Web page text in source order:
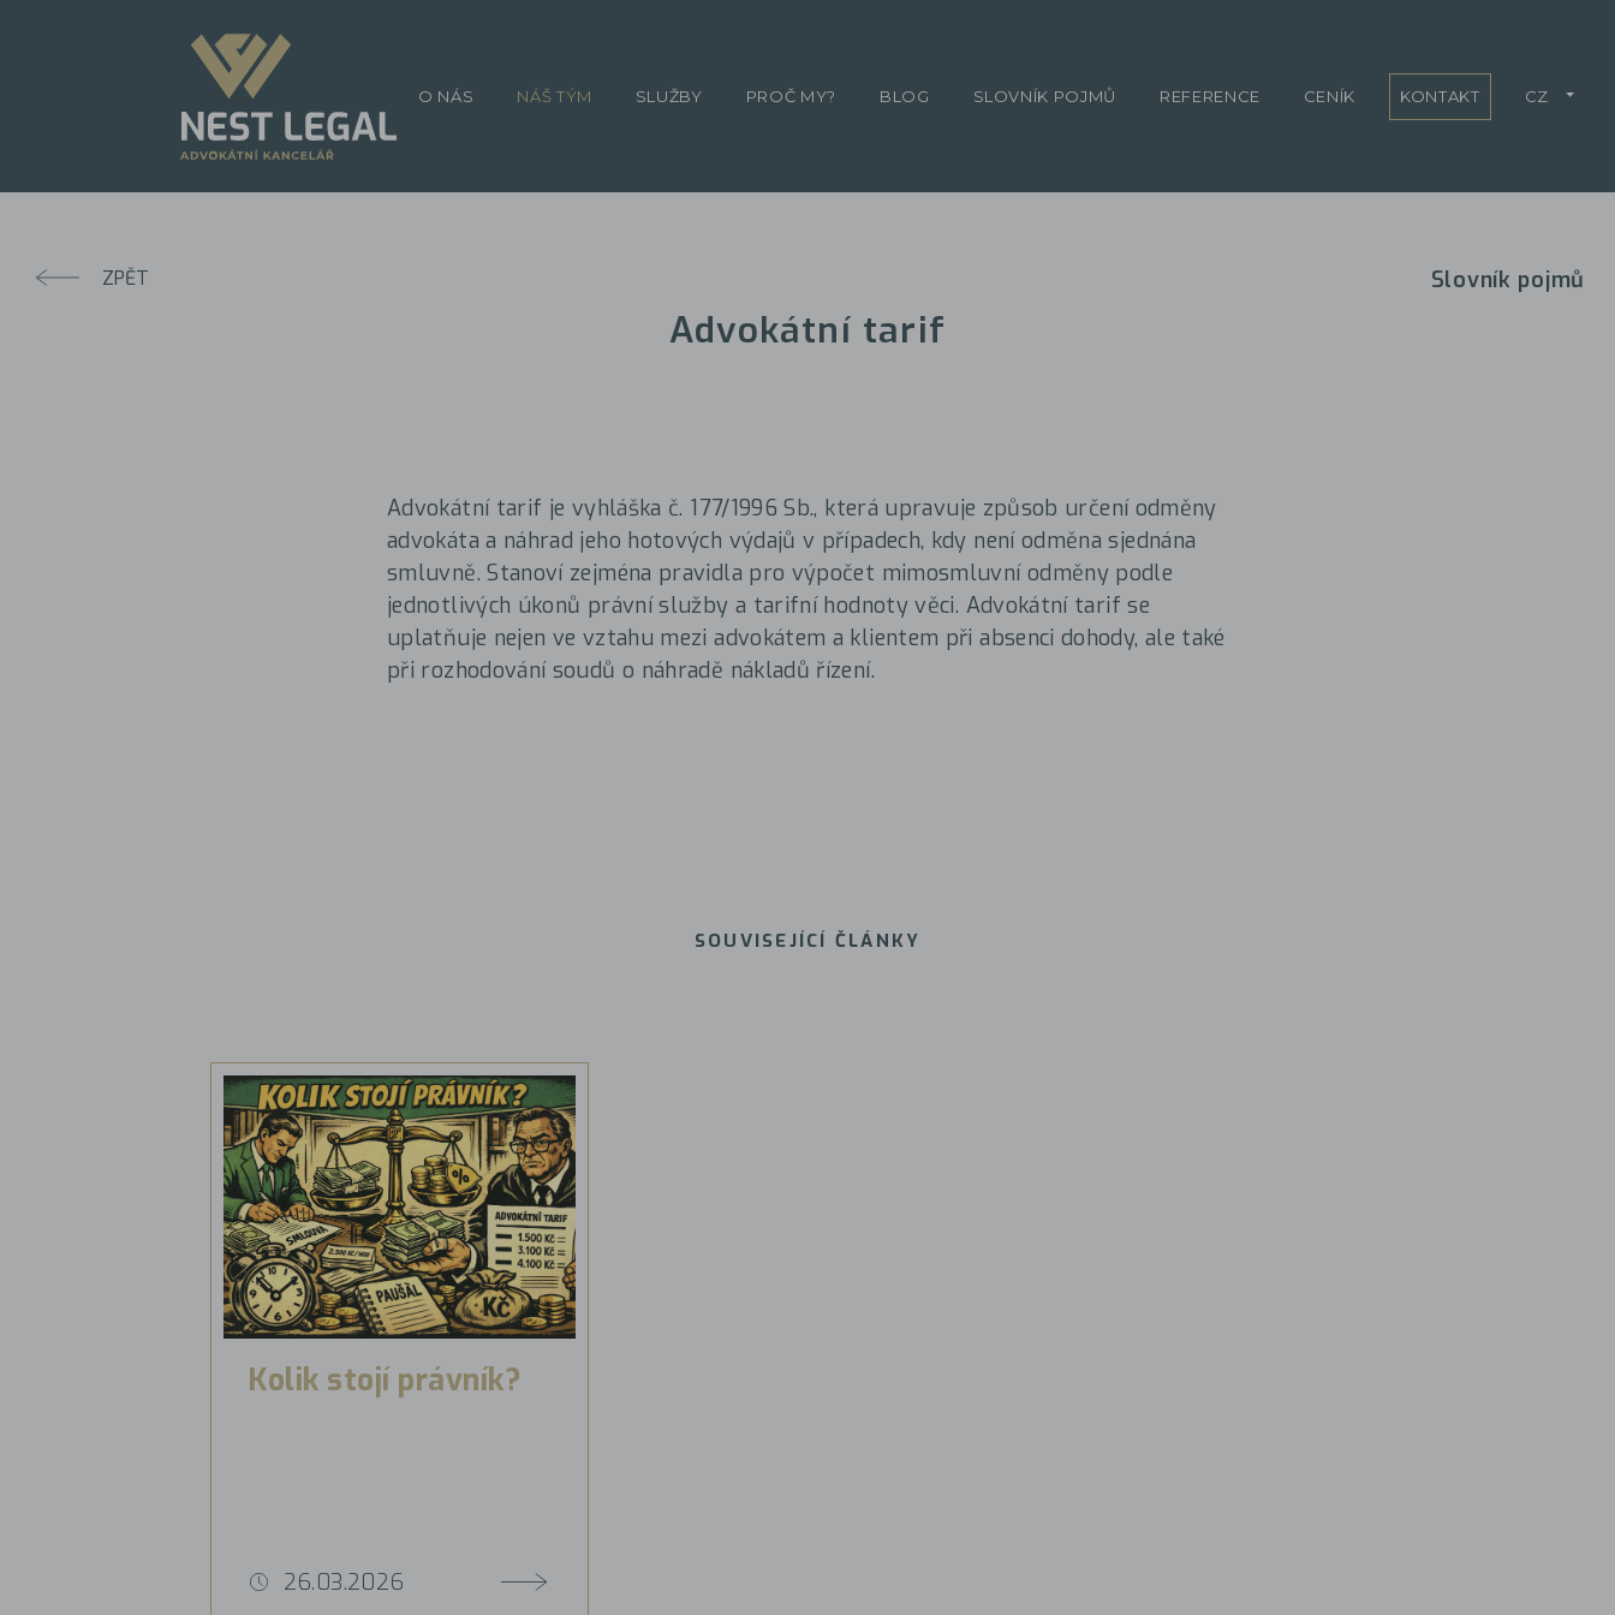
ZPĚT Slovník pojmů
Advokátní tarif
Advokátní tarif je vyhláška č. 177/1996 Sb., která upravuje způsob určení odměny
advokáta a náhrad jeho hotových výdajů v případech, kdy není odměna sjednána
smluvně. Stanoví zejména pravidla pro výpočet mimosmluvní odměny podle
jednotlivých úkonů právní služby a tarifní hodnoty věci. Advokátní tarif se
uplatňuje nejen ve vztahu mezi advokátem a klientem při absenci dohody, ale také
při rozhodování soudů o náhradě nákladů řízení.
SOUVISEJÍCÍ ČLÁNKY
Kolik stojí právník?
26.03.2026
O NÁS NÁŠ TÝM SLUŽBY PROČ MY? BLOG SLOVNÍK POJMŮ REFERENCE CENÍK KONTAKT CZ